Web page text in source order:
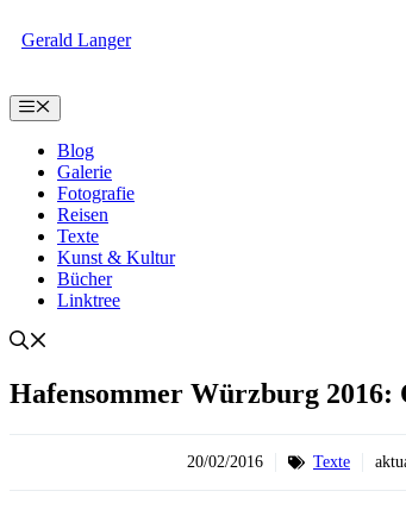
Gerald Langer
Menü
Blog
Galerie
Fotografie
Reisen
Texte
Kunst & Kultur
Bücher
Linktree
Hafensommer Würzburg
20/02/2016 Texte